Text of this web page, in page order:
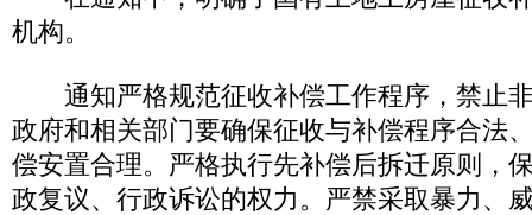
机构。
通知严格规范征收补偿工作程序，禁止
政府和相关部门要确保征收与补偿程序合法
偿安置合理。严格执行先补偿后拆迁原则，
政复议、行政诉讼的权力。严禁采取暴力、